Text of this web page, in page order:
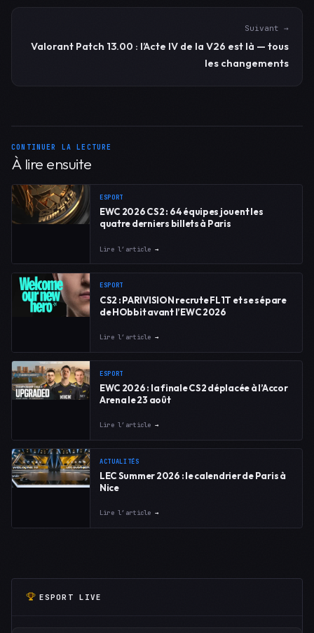
Suivant →
Valorant Patch 13.00 : l’Acte IV de la V26 est là — tous
les changements
CONTINUER LA LECTURE
À lire ensuite
ESPORT
EWC 2026 CS2 : 64 équipes jouent les
quatre derniers billets à Paris
Lire l’article →
ESPORT
CS2 : PARIVISION recrute FL1T et se sépare
de HObbit avant l’EWC 2026
Lire l’article →
ESPORT
EWC 2026 : la finale CS2 déplacée à l’Accor
Arena le 23 août
Lire l’article →
ACTUALITÉS
LEC Summer 2026 : le calendrier de Paris à
Nice
Lire l’article →
ESPORT LIVE